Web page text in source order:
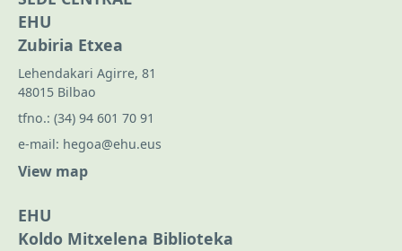
EHU
Zubiria Etxea
Lehendakari Agirre, 81
48015 Bilbao
tfno.: (34) 94 601 70 91
e-mail: hegoa@ehu.eus
View map
EHU
Koldo Mitxelena Biblioteka